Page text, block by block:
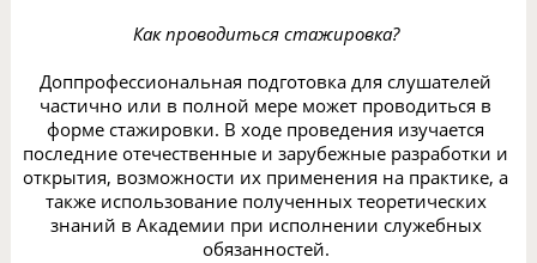
Как проводиться стажировка?
Доппрофессиональная подготовка для слушателей
частично или в полной мере может проводиться в
форме стажировки. В ходе проведения изучается
последние отечественные и зарубежные разработки и
открытия, возможности их применения на практике, а
также использование полученных теоретических
знаний в Академии при исполнении служебных
обязанностей.